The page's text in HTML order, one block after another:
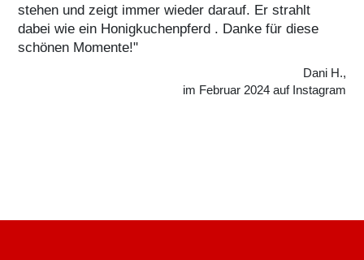
stehen und zeigt immer wieder darauf. Er strahlt
dabei wie ein Honigkuchenpferd . Danke für diese
schönen Momente!"
Dani H.,
im Februar 2024 auf Instagram